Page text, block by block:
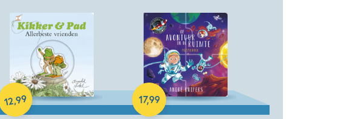
12,99
Hardcover
17,99
Hardcover